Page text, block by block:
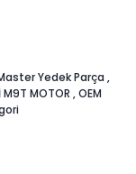
Yedek Parça ,
M9T MOTOR ,OEM